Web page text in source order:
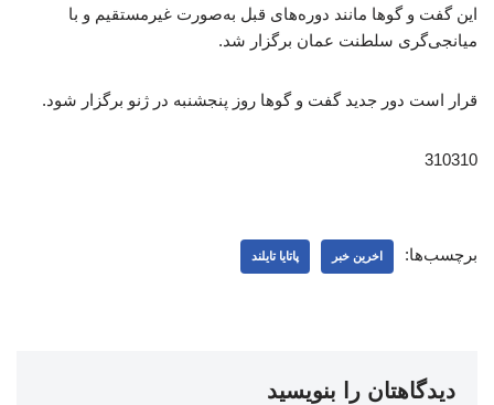
این گفت و گوها مانند دوره‌های قبل به‌صورت غیرمستقیم و با
میانجی‌گری سلطنت عمان برگزار شد.
قرار است دور جدید گفت و گوها روز پنجشنبه در ژنو برگزار شود.
310310
برچسب‌ها: اخرین خبر پاتایا تایلند
دیدگاهتان را بنویسید